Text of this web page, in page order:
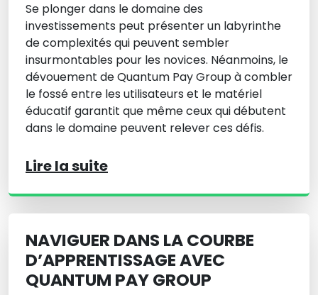
Se plonger dans le domaine des
investissements peut présenter un labyrinthe
de complexités qui peuvent sembler
insurmontables pour les novices. Néanmoins, le
dévouement de Quantum Pay Group à combler
le fossé entre les utilisateurs et le matériel
éducatif garantit que même ceux qui débutent
dans le domaine peuvent relever ces défis.
Lire la suite
NAVIGUER DANS LA COURBE
D’APPRENTISSAGE AVEC
QUANTUM PAY GROUP